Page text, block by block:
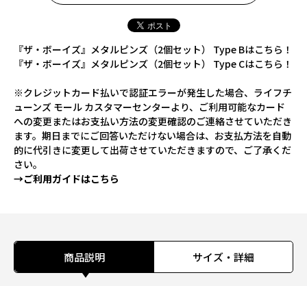
『ザ・ボーイズ』メタルピンズ（2個セット） Type Bはこちら！
『ザ・ボーイズ』メタルピンズ（2個セット） Type Cはこちら！
※クレジットカード払いで認証エラーが発生した場合、ライフチ
ューンズ モール カスタマーセンターより、ご利用可能なカード
への変更またはお支払い方法の変更確認のご連絡させていただき
ます。期日までにご回答いただけない場合は、お支払方法を自動
的に代引きに変更して出荷させていただきますので、ご了承くだ
さい。
→ご利用ガイドはこちら
商品説明 サイズ・詳細